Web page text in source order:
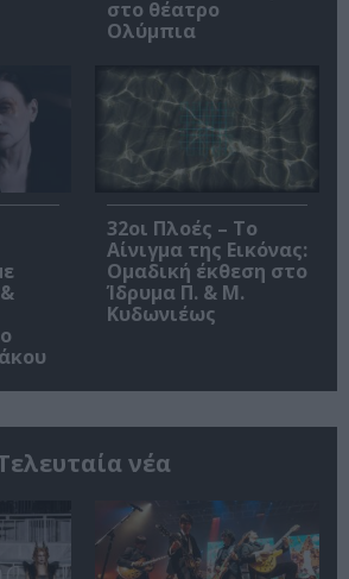
στο θέατρο
Ολύμπια
32οι Πλοές – Το
Αίνιγμα της Εικόνας:
Ομαδική έκθεση στο
Ίδρυμα Π. & Μ.
Κυδωνιέως
νέα